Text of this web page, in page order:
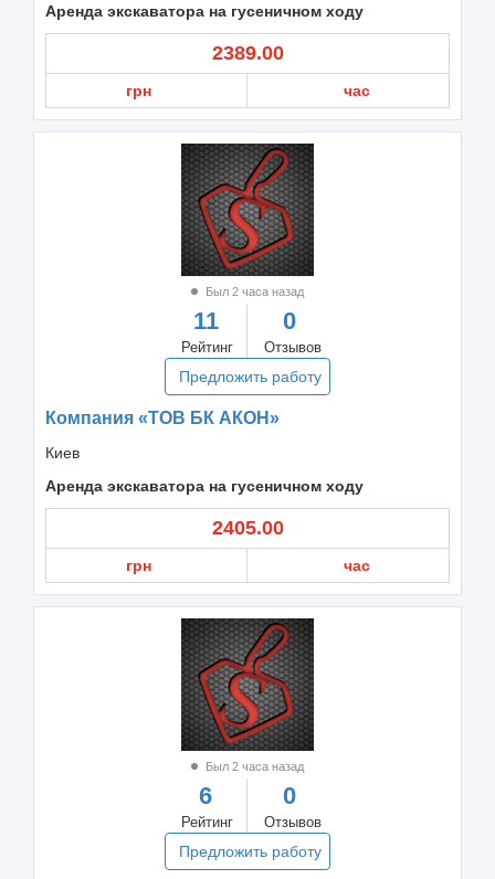
Аренда экскаватора на гусеничном ходу
2389.00
грн час
Был 2 часа назад
11
Рейтинг
0
Отзывов
Предложить работу
Компания «ТОВ БК АКОН»
Киев
Аренда экскаватора на гусеничном ходу
2405.00
грн час
Был 2 часа назад
6
Рейтинг
0
Отзывов
Предложить работу